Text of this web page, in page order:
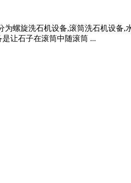
螺旋洗石机设备,滚筒洗石机设备
让石子在滚筒中随滚筒 ...